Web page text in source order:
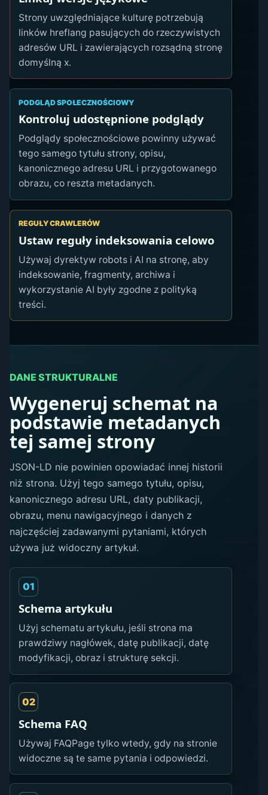
Strony uwzględniające kulturę potrzebują
linków hreflang pasujących do rzeczywistych
adresów URL i zawierających rozsądną stronę
domyślną x.
PODGLĄD SPOŁECZNOŚCIOWY
Kontroluj udostępnione podglądy
Podglądy społecznościowe powinny używać
tego samego tytułu strony, opisu,
kanonicznego adresu URL i przygotowanego
obrazu, co reszta metadanych.
REGUŁY CRAWLERÓW
Ustaw reguły indeksowania celowo
Używaj dyrektyw robots i AI na stronę, aby
indeksowanie, fragmenty, archiwa i
wykorzystanie AI były zgodne z polityką
treści.
DANE STRUKTURALNE
Wygeneruj schemat na
podstawie metadanych
tej samej strony
JSON-LD nie powinien opowiadać innej historii
niż strona. Użyj tego samego tytułu, opisu,
kanonicznego adresu URL, daty publikacji,
obrazu, menu nawigacyjnego i danych z
najczęściej zadawanymi pytaniami, których
używa już widoczny artykuł.
01
Schema artykułu
Użyj schematu artykułu, jeśli strona ma
prawdziwy nagłówek, datę publikacji, datę
modyfikacji, obraz i strukturę sekcji.
02
Schema FAQ
Używaj FAQPage tylko wtedy, gdy na stronie
widoczne są te same pytania i odpowiedzi.